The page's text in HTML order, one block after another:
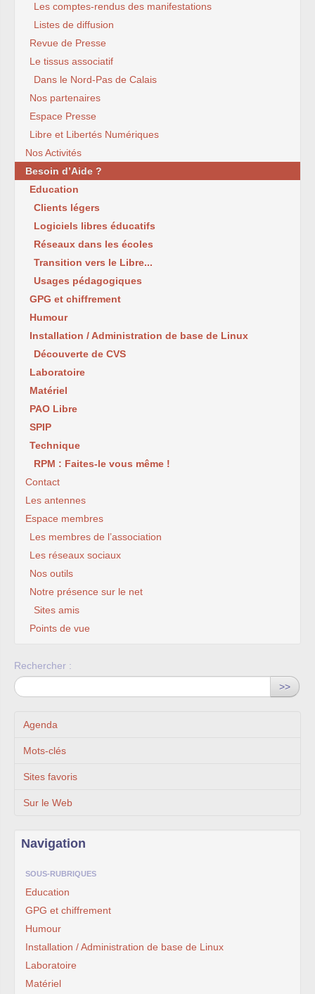
Les comptes-rendus des manifestations
Listes de diffusion
Revue de Presse
Le tissus associatif
Dans le Nord-Pas de Calais
Nos partenaires
Espace Presse
Libre et Libertés Numériques
Nos Activités
Besoin d’Aide ?
Education
Clients légers
Logiciels libres éducatifs
Réseaux dans les écoles
Transition vers le Libre...
Usages pédagogiques
GPG et chiffrement
Humour
Installation / Administration de base de Linux
Découverte de CVS
Laboratoire
Matériel
PAO Libre
SPIP
Technique
RPM : Faites-le vous même !
Contact
Les antennes
Espace membres
Les membres de l’association
Les réseaux sociaux
Nos outils
Notre présence sur le net
Sites amis
Points de vue
Rechercher :
>>
Agenda
Mots-clés
Sites favoris
Sur le Web
Navigation
SOUS-RUBRIQUES
Education
GPG et chiffrement
Humour
Installation / Administration de base de Linux
Laboratoire
Matériel